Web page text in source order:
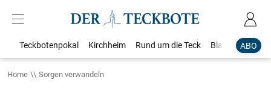
ABO
Teckbotenpokal Kirchheim Rund um die Teck Blaulicht
Home Sorgen verwandeln